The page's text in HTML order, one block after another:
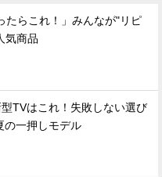
たらこれ！」みんなが"リピ
気商品
TVはこれ！失敗しない選び
の一押しモデル